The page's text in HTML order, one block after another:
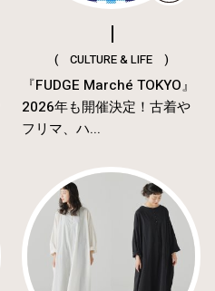
( CULTURE & LIFE )
『FUDGE Marché TOKYO』
2026年も開催決定！古着や
フリマ、ハ...